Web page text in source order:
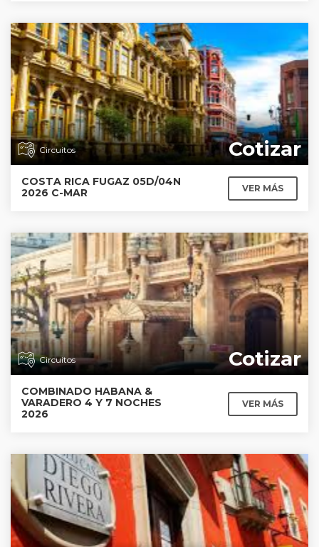
Circuitos Cotizar
COSTA RICA FUGAZ 05D/04N
2026 C-MAR
VER MÁS
Circuitos Cotizar
COMBINADO HABANA &
VARADERO 4 Y 7 NOCHES
2026
VER MÁS